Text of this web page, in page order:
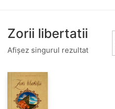
Zorii libertatii
Afișez singurul rezultat